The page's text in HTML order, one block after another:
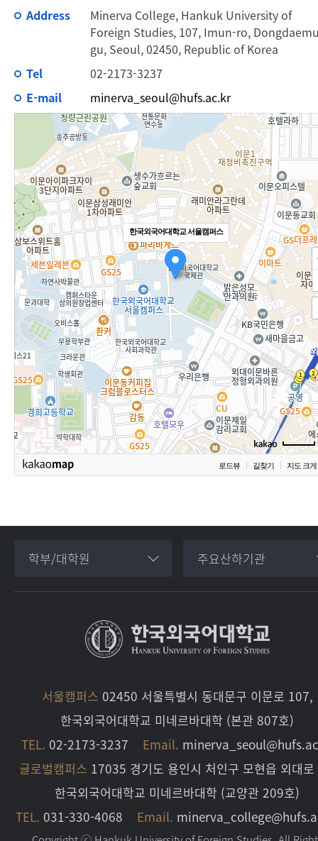
Address
Minerva College, Hankuk University of
Foreign Studies, 107, Imun-ro,
gu, Seoul, 02450, Republic of Korea
Tel
02-2173-3237
E-mail
minerva_seoul@hufs.ac.kr
한국외국어대학교 서울캠퍼스
로드뷰 길찾기 지도 크
학부/대학원 주요산하기관
서울캠퍼스 02450 서울특별시 동대문구 이문로 107,
한국외국어대학교 미네르바대학 (본관 807호)
TEL. 02-2173-3237 Email.
글로벌캠퍼스 17035 경기도 용인시 처인구 모현읍 외대
한국외국어대학교 미네르바대학 (교양관 209호)
TEL. 031-330-4068 Email.